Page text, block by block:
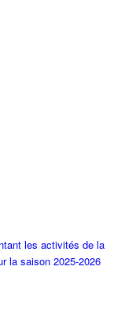
les activités de la
la saison 2025-2026